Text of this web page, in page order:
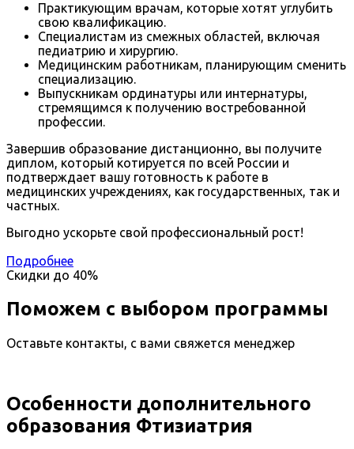
Практикующим врачам, которые хотят углубить
свою квалификацию.
Специалистам из смежных областей, включая
педиатрию и хирургию.
Медицинским работникам, планирующим сменить
специализацию.
Выпускникам ординатуры или интернатуры,
стремящимся к получению востребованной
профессии.
Завершив образование дистанционно, вы получите
диплом, который котируется по всей России и
подтверждает вашу готовность к работе в
медицинских учреждениях, как государственных, так и
частных.
Выгодно ускорьте свой профессиональный рост!
Подробнее
Скидки до 40%
Поможем с выбором программы
Оставьте контакты, с вами свяжется менеджер
Особенности дополнительного
образования Фтизиатрия